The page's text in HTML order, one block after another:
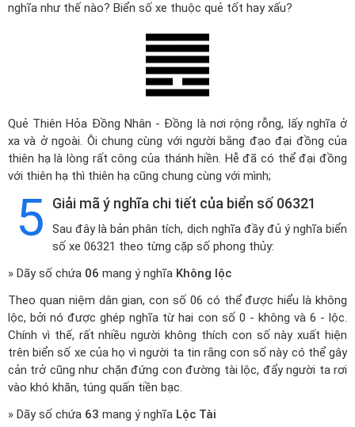
nghĩa như thế nào? Biển số xe thuộc quẻ tốt hay xấu?
Quẻ Thiên Hỏa Đồng Nhân - Đồng là nơi rộng rỗng, lấy nghĩa ở
xa và ở ngoài. Ôi chung cùng với người bằng đạo đại đồng của
thiên hạ là lòng rất công của thánh hiền. Hễ đã có thể đại đồng
với thiên hạ thì thiên hạ cũng chung cùng với mình;
5 Giải mã ý nghĩa chi tiết của biển số 06321
Sau đây là bản phân tích, dịch nghĩa đầy đủ ý nghĩa biển
số xe 06321 theo từng cặp số phong thủy:
» Dãy số chứa 06 mang ý nghĩa Không lộc
Theo quan niệm dân gian, con số 06 có thể được hiểu là không
lộc, bởi nó được ghép nghĩa từ hai con số 0 - không và 6 - lộc.
Chính vì thế, rất nhiều người không thích con số này xuất hiện
trên biển số xe của họ vì người ta tin rằng con số này có thể gây
cản trở cũng như chặn đứng con đường tài lộc, đẩy người ta rơi
vào khó khăn, túng quấn tiền bạc.
» Dãy số chứa 63 mang ý nghĩa Lộc Tài